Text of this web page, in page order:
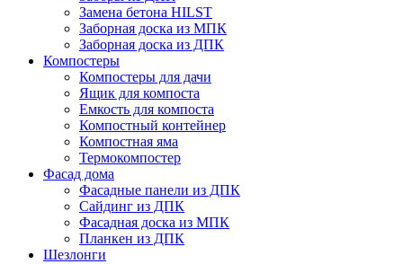
Замена бетона HILST
Заборная доска из МПК
Заборная доска из ДПК
Компостеры
Компостеры для дачи
Ящик для компоста
Емкость для компоста
Компостный контейнер
Компостная яма
Термокомпостер
Фасад дома
Фасадные панели из ДПК
Сайдинг из ДПК
Фасадная доска из МПК
Планкен из ДПК
Шезлонги